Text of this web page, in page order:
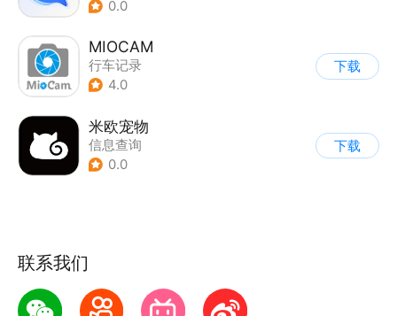
0.0
MIOCAM
行车记录
4.0
下载
米欧宠物
信息查询
0.0
下载
联系我们